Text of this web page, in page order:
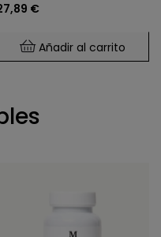
€
Añadir al carrito